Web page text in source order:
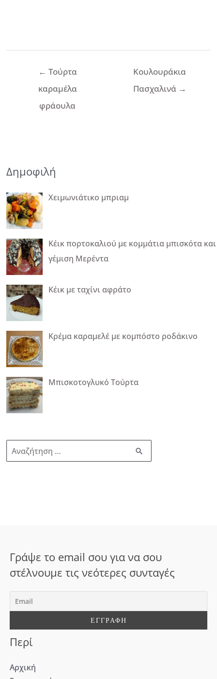
← Τούρτα
καραμέλα
φράουλα
Κουλουράκια
Πασχαλινά →
Δημοφιλή
Χειμωνιάτικο μπριαμ
Κέικ πορτοκαλιού με κομμάτια μπισκότα και
γέμιση Μερέντα
Κέικ με ταχίνι αφράτο
Κρέμα καραμελέ με κομπόστο ροδάκινο
Μπισκοτογλυκό Τούρτα
ν
σ
α
Γράψε το email σου για να σου
στέλνουμε τις νεότερες συνταγές
Περί
Αρχική